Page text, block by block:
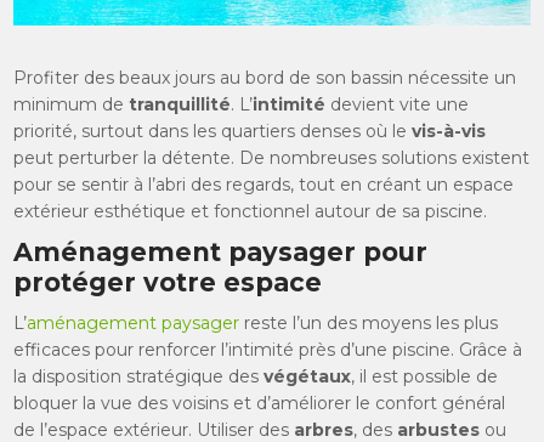
Profiter des beaux jours au bord de son bassin nécessite un
minimum detranquillité. L’intimité devient vite une
priorité, surtout dans les quartiers denses où levis-à-vis
peut perturber la détente. De nombreuses solutions existent
pour se sentir à l’abri des regards, tout en créant un espace
extérieur esthétique et fonctionnel autour de sa piscine.
Aménagement paysager pour
protéger votre espace
L’aménagement paysager reste l’un des moyens les plus
efficaces pour renforcer l’intimité près d’une piscine. Grâce à
la disposition stratégique desvégétaux, il est possible de
bloquer la vue des voisins et d’améliorer le confort général
de l’espace extérieur. Utiliser des arbres, des arbustes ou